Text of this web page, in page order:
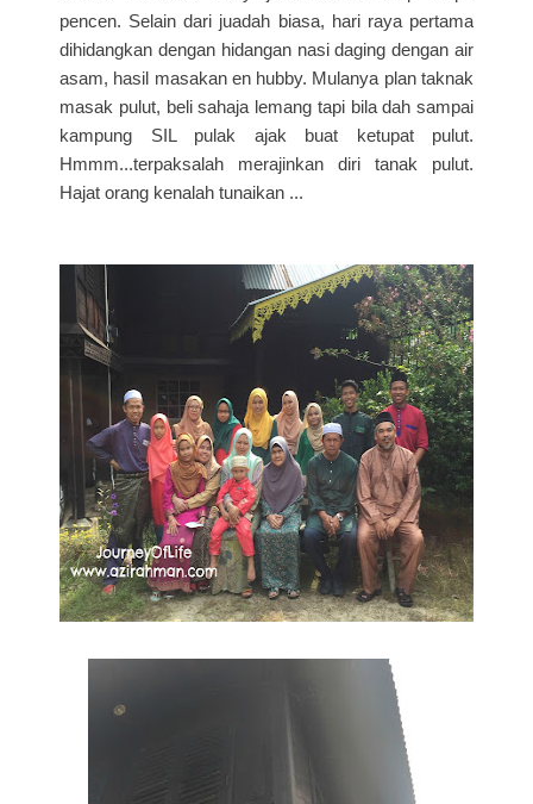
pencen. Selain dari juadah biasa, hari raya pertama
dihidangkan dengan hidangan nasi daging dengan air
asam, hasil masakan en hubby. Mulanya plan taknak
masak pulut, beli sahaja lemang tapi bila dah sampai
kampung SIL pulak ajak buat ketupat pulut.
Hmmm...terpaksalah merajinkan diri tanak pulut.
Hajat orang kenalah tunaikan ...